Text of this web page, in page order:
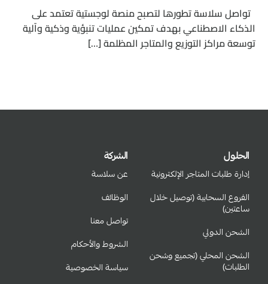
تواصل سلاسة تطورها لتصبح منصة لوجستية تعتمد على
الذكاء الاصطناعي بهدف تمكين عمليات تنبؤية وذكية وآلية
توسعة مراكز التوزيع والمتاجر المظلمة […]
الحلول
إدارة طلبات المتاجر الإلكترونية
الفروع السحابية (توصيل خلال
ساعتين)
الشحن الدولي
الشحن المحلي (تجميع وشحن
الطلبات)
الشركة
عن سلاسة
الوظائف
تواصل معنا
الشروط والأحكام
سياسة الخصوصية